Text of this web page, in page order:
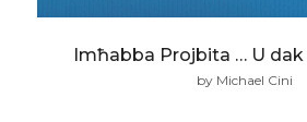
Imħabba Projbita … U dak
by Michael Cini